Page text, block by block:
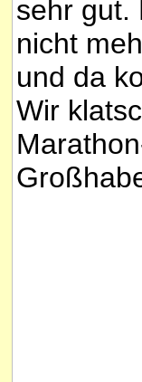
sehr gut.
nicht
und da
Wir